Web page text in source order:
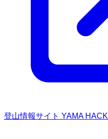
登山情報サイト YAMA HACK